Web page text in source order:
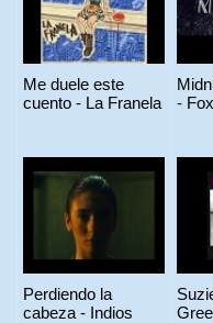
Me duele este
cuento - La Franela
-
Perdiendo la
cabeza - Indios